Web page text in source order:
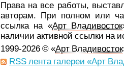
Права на все работы,
авторам. При полном или
ссылка на «Арт Владивосток
наличии активной ссылки на
1999-2026 © «Арт Владивосток
RSS лента галереи «Арт